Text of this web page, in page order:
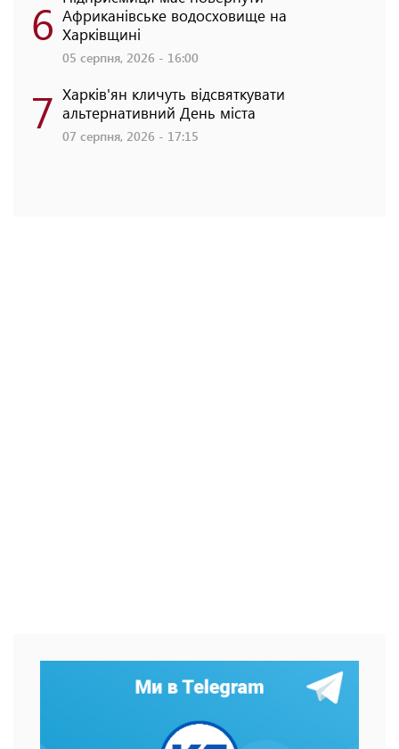
6 Африканівське водосховище на
Харківщині
05 серпня, 2026 - 16:00
7 Харків'ян кличуть відсвяткувати
альтернативний День міста
07 серпня, 2026 - 17:15